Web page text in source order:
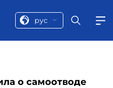
рус
о самоотводе